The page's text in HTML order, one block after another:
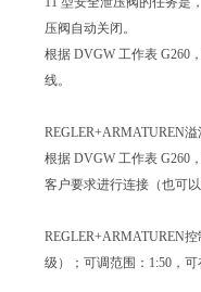
压阀自动关闭。
根据 DVGW 工作表 G260
线。
REGLER+ARMATUREN
根据 DVGW 工作表 G260
客户要求进行连接（也可
REGLER+ARMATUREN
级）；可调范围：1:50，